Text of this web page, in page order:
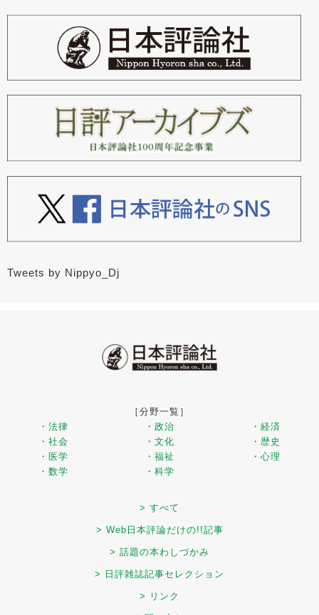
Tweets by Nippyo_Dj
［分野一覧］
・法律
・政治
・経済
・社会
・文化
・歴史
・医学
・福祉
・心理
・数学
・科学
> すべて
> Web日本評論だけの!!記事
> 話題の本わしづかみ
> 日評雑誌記事セレクション
> リンク